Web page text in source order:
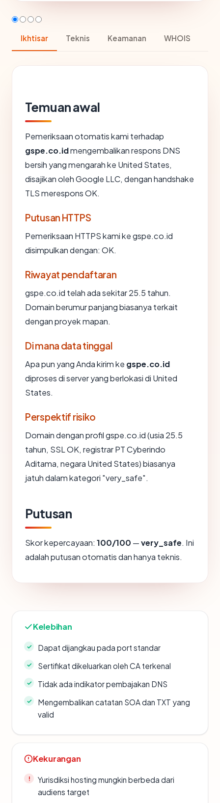
Ikhtisar Teknis Keamanan WHOIS
Temuan awal
Pemeriksaan otomatis kami terhadap
gspe.co.idmengembalikan respons DNS
bersih yang mengarah ke United States,
disajikan oleh Google LLC, dengan handshake
TLS merespons OK.
Putusan HTTPS
Pemeriksaan HTTPS kami ke gspe.co.id
disimpulkan dengan: OK.
Riwayat pendaftaran
gspe.co.id telah ada sekitar 25.5 tahun.
Domain berumur panjang biasanya terkait
dengan proyek mapan.
Di mana data tinggal
Apa pun yang Anda kirim ke gspe.co.id
diproses di server yang berlokasi di United
States.
Perspektif risiko
Domain dengan profil gspe.co.id (usia 25.5
tahun, SSL OK, registrar PT Cyberindo
Aditama, negara United States) biasanya
jatuh dalam kategori "very_safe".
Putusan
Skor kepercayaan: 100/100 —very_safe. Ini
adalah putusan otomatis dan hanya teknis.
Kelebihan
Dapat dijangkau pada port standar
Sertifikat dikeluarkan oleh CA terkenal
Tidak ada indikator pembajakan DNS
Mengembalikan catatan SOA dan TXT yang
valid
Kekurangan
Yurisdiksi hosting mungkin berbeda dari
audiens target